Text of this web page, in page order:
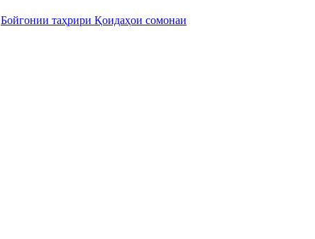
Бойгонии таҳрири Қоидаҳои сомонаи